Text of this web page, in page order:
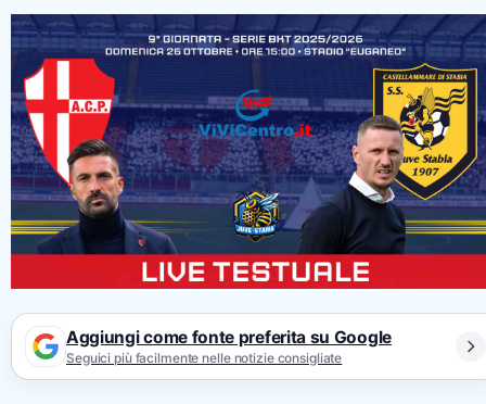
Aggiungi come fonte preferita su Google
Seguici più facilmente nelle notizie consigliate